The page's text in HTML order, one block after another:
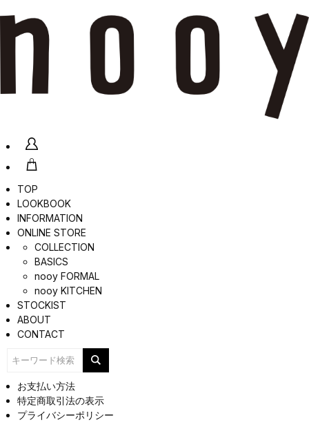
TOP
LOOKBOOK
INFORMATION
ONLINE STORE
COLLECTION
BASICS
nooy FORMAL
nooy KITCHEN
STOCKIST
ABOUT
CONTACT
お支払い方法
特定商取引法の表示
プライバシーポリシー